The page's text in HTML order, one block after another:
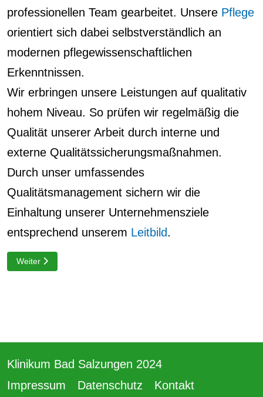
professionellen Team gearbeitet. Unsere Pflege
orientiert sich dabei selbstverständlich an
modernen pflegewissenschaftlichen
Erkenntnissen.
Wir erbringen unsere Leistungen auf qualitativ
hohem Niveau. So prüfen wir regelmäßig die
Qualität unserer Arbeit durch interne und
externe Qualitätssicherungsmaßnahmen.
Durch unser umfassendes
Qualitätsmanagement sichern wir die
Einhaltung unserer Unternehmensziele
entsprechend unserem Leitbild.
Nächster Beitrag: Ihr Klinikaufenthalt
Weiter
Klinikum Bad Salzungen 2024
Impressum
Datenschutz Kontakt